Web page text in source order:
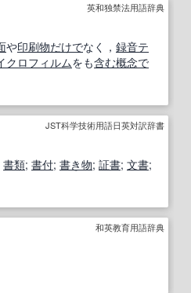
英和独禁法用語辞典
や印刷物だけでなく， 録音テ
クロフィルムをも含む概念で
JST科学技術用語日英対訳辞書
書類; 書付; 書き物; 証書; 文書;
和英教育用語辞典